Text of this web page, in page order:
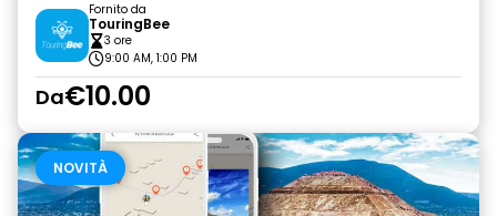
Fornito da
TouringBee
3 ore
9:00 AM, 1:00 PM
Da€10.00
NOVITÀ